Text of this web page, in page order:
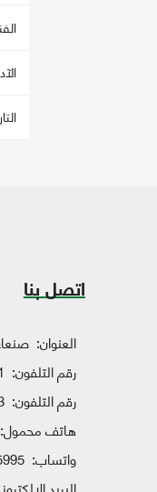
اتصل بنا
العنوان:
رقم التلفون:
رقم التلفون:
هاتف محمول:
واتساب: 770445995